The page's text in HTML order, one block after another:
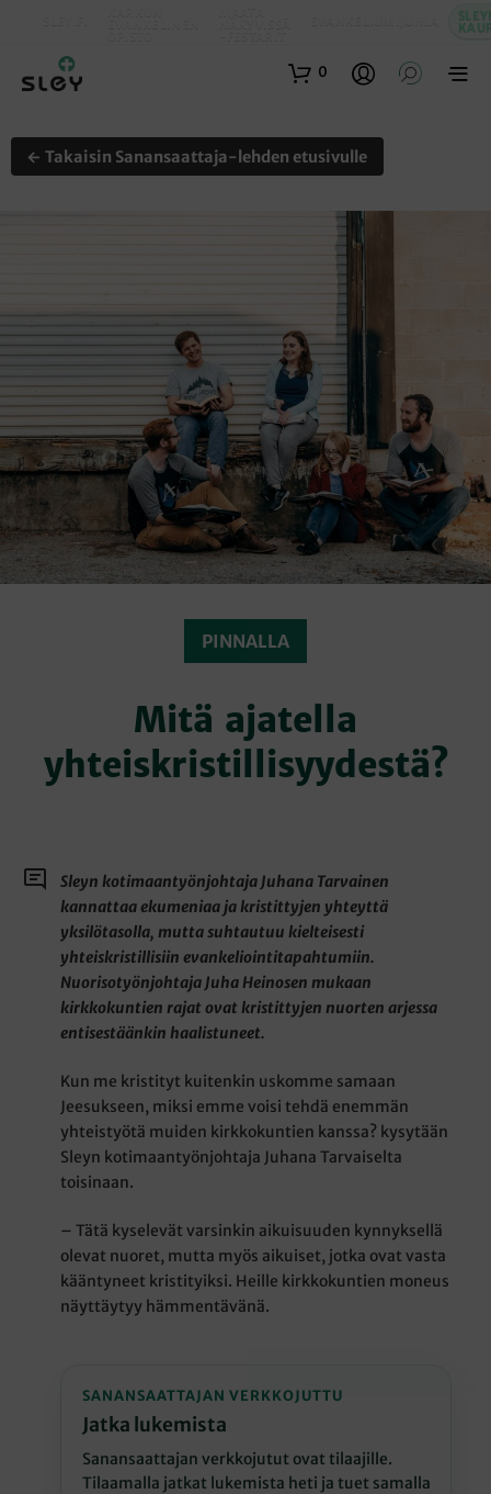
0
← Takaisin Sanansaattaja-lehden etusivulle
PINNALLA
Mitä ajatella
yhteiskristillisyydestä?
Sleyn kotimaantyönjohtaja Juhana Tarvainen
kannattaa ekumeniaa ja kristittyjen yhteyttä
yksilötasolla, mutta suhtautuu kielteisesti
yhteiskristillisiin evankeliointitapahtumiin.
Nuorisotyönjohtaja Juha Heinosen mukaan
kirkkokuntien rajat ovat kristittyjen nuorten arjessa
entisestäänkin haalistuneet.
Kun me kristityt kuitenkin uskomme samaan
Jeesukseen, miksi emme voisi tehdä enemmän
yhteistyötä muiden kirkkokuntien kanssa? kysytään
Sleyn kotimaantyönjohtaja Juhana Tarvaiselta
toisinaan.
– Tätä kyselevät varsinkin aikuisuuden kynnyksellä
olevat nuoret, mutta myös aikuiset, jotka ovat vasta
kääntyneet kristityiksi. Heille kirkkokuntien moneus
näyttäytyy hämmentävänä.
SANANSAATTAJAN VERKKOJUTTU
Jatka lukemista
Sanansaattajan verkkojutut ovat tilaajille.
Tilaamalla jatkat lukemista heti ja tuet samalla